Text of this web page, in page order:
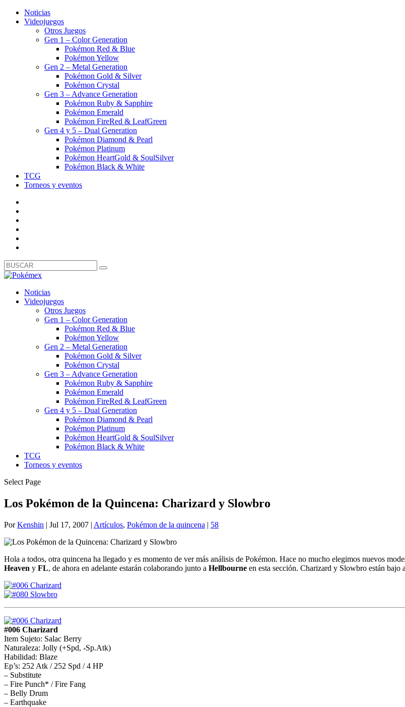
Noticias
Videojuegos
Otros Juegos
Gen 1 – Color Generation
Pokémon Red & Blue
Pokémon Yellow
Gen 2 – Metal Generation
Pokémon Gold & Silver
Pokémon Crystal
Gen 3 – Advance Generation
Pokémon Ruby & Sapphire
Pokémon Emerald
Pokémon FireRed & LeafGreen
Gen 4 y 5 – Dual Generation
Pokémon Diamond & Pearl
Pokémon Platinum
Pokémon HeartGold & SoulSilver
Pokémon Black & White
TCG
Torneos y eventos
Noticias
Videojuegos
Otros Juegos
Gen 1 – Color Generation
Pokémon Red & Blue
Pokémon Yellow
Gen 2 – Metal Generation
Pokémon Gold & Silver
Pokémon Crystal
Gen 3 – Advance Generation
Pokémon Ruby & Sapphire
Pokémon Emerald
Pokémon FireRed & LeafGreen
Gen 4 y 5 – Dual Generation
Pokémon Diamond & Pearl
Pokémon Platinum
Pokémon HeartGold & SoulSilver
Pokémon Black & White
TCG
Torneos y eventos
Select Page
Los Pokémon de la Quincena: Charizard y Slowbro
PorKenshin | Jul 17, 2007 | Artículos, Pokémon de la quincena | 58
Hola a todos, otra quincena ha llegado y es momento de ver más análisis de Pokémon. Hace no mucho elegimos nuevos
Heaven y FL, de ahora en adelante estarán colaborando junto a Hellbourne en esta sección. Charizard y Slowbro están bajo
#006 Charizard
Item Sujeto: Salac Berry
Naturaleza: Jolly (+Spd, -Sp.Atk)
Habilidad: Blaze
Ep’s: 252 Atk / 252 Spd / 4 HP
– Substitute
– Fire Punch* / Fire Fang
– Belly Drum
– Earthquake